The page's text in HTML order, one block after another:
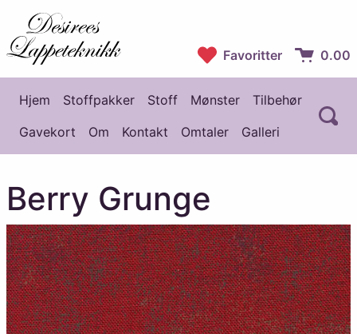
Desirees Lappeteknikk
Favoritter 0.00
Hovedmeny
Hjem Stoffpakker Stoff Mønster
Tilbehør
Gavekort
Om Kontakt Omtaler Galleri
Berry Grunge